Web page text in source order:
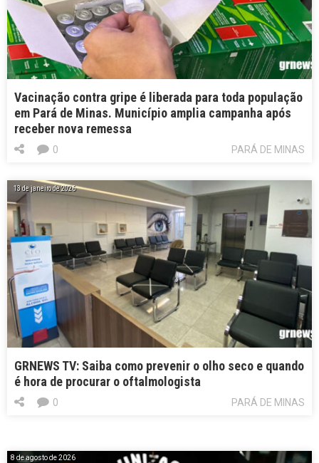
Vacinação contra gripe é liberada para toda população
em Pará de Minas. Município amplia campanha após
receber nova remessa
PARÁ DE MINAS
0
13 de janeiro de 2026
GRNEWS TV: Saiba como prevenir o olho seco e quando
é hora de procurar o oftalmologista
PARÁ DE MINAS
0
8 de agosto de 2026